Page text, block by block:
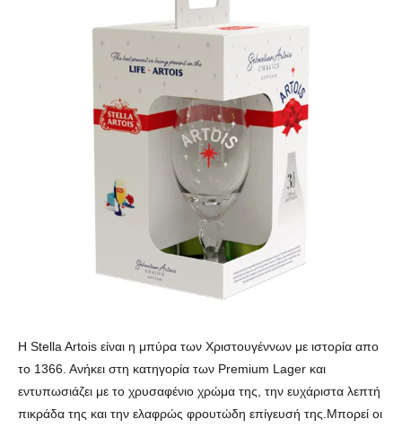
Η Stella Artois είναι η μπύρα των Χριστουγέννων με ιστορία απο
το 1366. Ανήκει στη κατηγορία των Premium Lager και
εντυπωσιάζει με το χρυσαφένιο χρώμα της, την ευχάριστα λεπτή
πικράδα της και την ελαφρώς φρουτώδη επίγευσή της.Μπορεί οι